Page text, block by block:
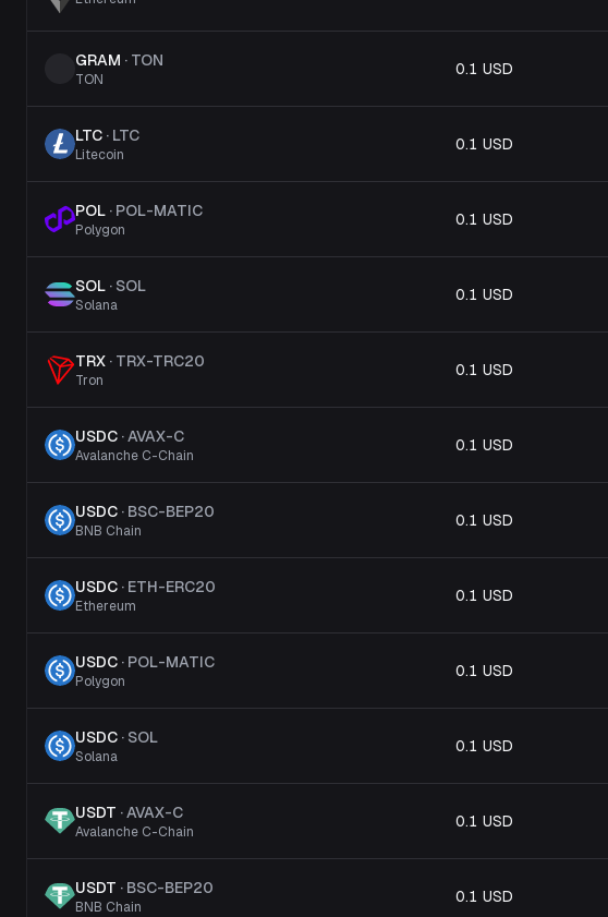
GRAM · TON
TON
0.1 USD
LTC · LTC
Litecoin
0.1 USD
POL · POL-MATIC
Polygon
0.1 USD
SOL · SOL
Solana
0.1 USD
TRX · TRX-TRC20
Tron
0.1 USD
USDC ·AVAX-C
Avalanche C-Chain
0.1 USD
USDC · BSC-BEP20
BNB Chain
0.1 USD
USDC · ETH-ERC20
Ethereum
0.1 USD
USDC · POL-MATIC
Polygon
0.1 USD
USDC · SOL
Solana
0.1 USD
USDT ·AVAX-C
Avalanche C-Chain
0.1 USD
USDT · BSC-BEP20
BNB Chain
0.1 USD